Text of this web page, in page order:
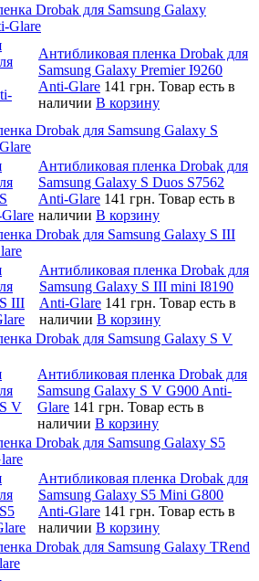
Drobak для Samsung Galaxy
Glare
Антибликовая пленка Drobak для
Samsung Galaxy Premier I9260
Anti-Glare 141 грн. Товар есть в
наличии В корзину
Drobak для Samsung Galaxy S
Антибликовая пленка Drobak для
Samsung Galaxy S Duos S7562
Anti-Glare 141 грн. Товар есть в
наличии В корзину
Drobak для Samsung Galaxy S III
Антибликовая пленка Drobak для
Samsung Galaxy S III mini I8190
Anti-Glare 141 грн. Товар есть в
наличии В корзину
Drobak для Samsung Galaxy S V
Антибликовая пленка Drobak для
Samsung Galaxy S V G900 Anti-
Glare 141 грн. Товар есть в
наличии В корзину
Drobak для Samsung Galaxy S5
Антибликовая пленка Drobak для
Samsung Galaxy S5 Mini G800
Anti-Glare 141 грн. Товар есть в
наличии В корзину
Drobak для Samsung Galaxy TRend